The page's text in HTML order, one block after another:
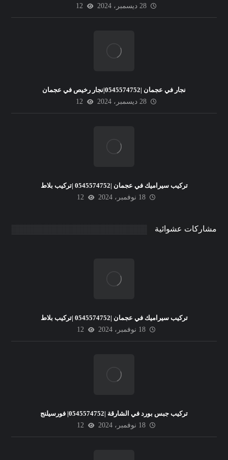
28 ديسمبر، 2024
12
نجار في عجمان |0545574752|نجار رخيص في عجمان
28 ديسمبر، 2024
12
تركيب سيراميك في عجمان |0545574752 |تركيب بلاط
18 نوفمبر، 2024
12
مشاركات عشوائية
تركيب سيراميك في عجمان |0545574752 |تركيب بلاط
18 نوفمبر، 2024
12
تركيب جبس بورد في الشارقة |0545574752| فورسيلنج
18 نوفمبر، 2024
12